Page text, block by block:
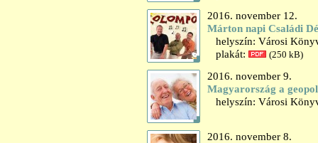
2016. november 12.
Márton napi Családi
helyszín: Városi
plakát:
(250 kB)
2016. november 9.
Magyarország a
helyszín: Városi
2016. november 8.